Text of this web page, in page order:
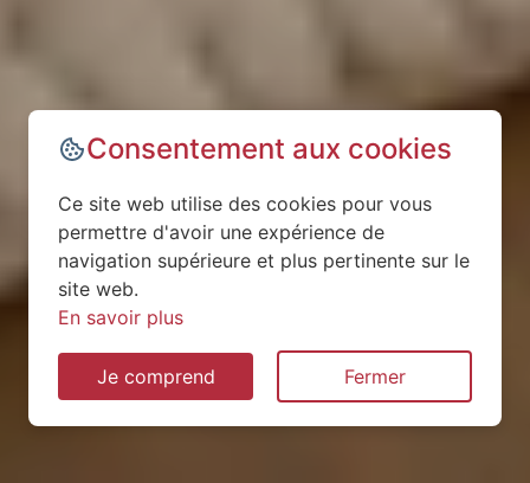
Consentement aux cookies
Ce site web utilise des cookies pour vous
permettre d'avoir une expérience de
navigation supérieure et plus pertinente sur le
site web.
En savoir plus
Je comprend Fermer